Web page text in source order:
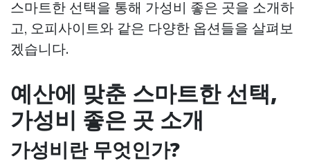
스마트한 선택을 통해 가성비 좋은 곳을 소개하
고, 오피사이트와 같은 다양한 옵션들을 살펴보
겠습니다.
예산에 맞춘 스마트한 선택,
가성비 좋은 곳 소개
가성비란 무엇인가?